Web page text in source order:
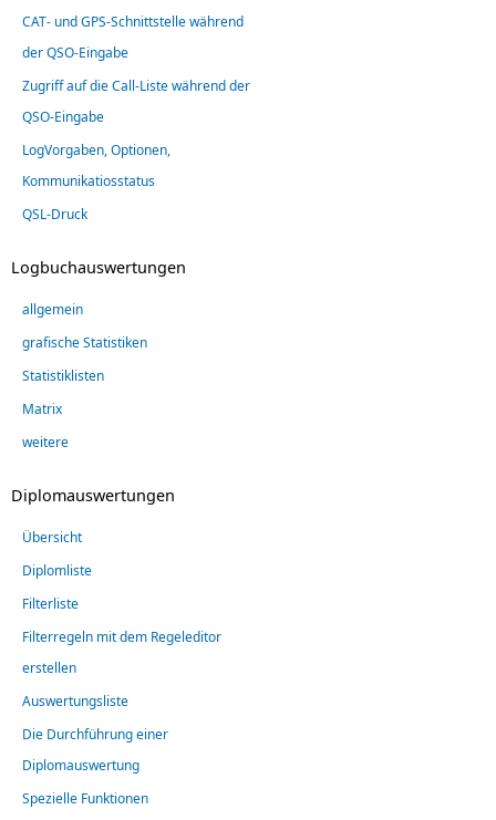
CAT- und GPS-Schnittstelle während
der QSO-Eingabe
Zugriff auf die Call-Liste während der
QSO-Eingabe
LogVorgaben, Optionen,
Kommunikatiosstatus
QSL-Druck
Logbuchauswertungen
allgemein
grafische Statistiken
Statistiklisten
Matrix
weitere
Diplomauswertungen
Übersicht
Diplomliste
Filterliste
Filterregeln mit dem Regeleditor
erstellen
Auswertungsliste
Die Durchführung einer
Diplomauswertung
Spezielle Funktionen